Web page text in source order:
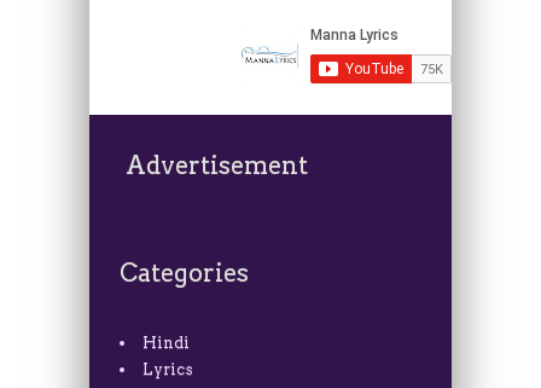
Advertisement
Categories
Hindi
Lyrics